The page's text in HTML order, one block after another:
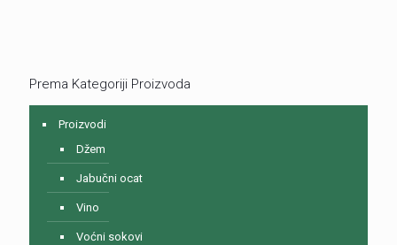
Prema Kategoriji Proizvoda
Proizvodi
Džem
Jabučni ocat
Vino
Voćni sokovi